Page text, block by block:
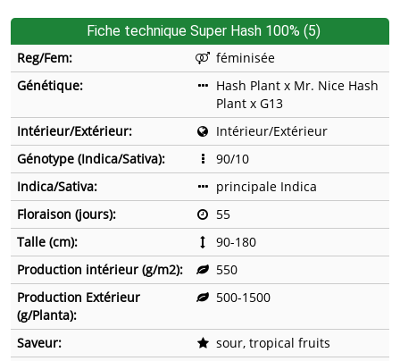
Fiche technique Super Hash 100% (5)
Reg/Fem:
féminisée
Génétique:
Hash Plant x Mr. Nice Hash
Plant x G13
Intérieur/Extérieur:
Intérieur/Extérieur
Génotype (Indica/Sativa):
90/10
Indica/Sativa:
principale Indica
Floraison (jours):
55
Talle (cm):
90-180
Production intérieur (g/m2):
550
Production Extérieur
(g/Planta):
500-1500
Saveur:
sour, tropical fruits